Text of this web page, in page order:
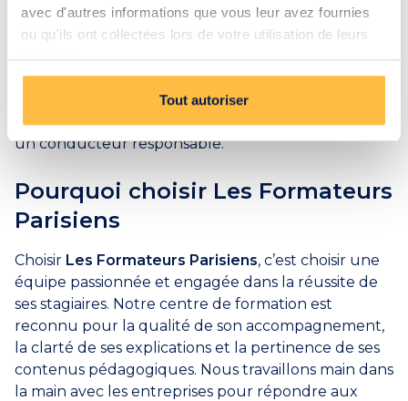
avec d'autres informations que vous leur avez fournies
ou qu'ils ont collectées lors de votre utilisation de leurs
services.
Tout autoriser
ou d’un manque de vigilance.
Les Formateurs Parisiens sensibilisent leurs
stagiaires à l’importance de la prévention des
risques et à l’application stricte des règles de
sécurité. La sécurité au travail est au centre de nos
formations, car un bon conducteur est avant tout
un conducteur responsable.
Pourquoi choisir Les Formateurs
Parisiens
Choisir Les Formateurs Parisiens, c’est choisir une
équipe passionnée et engagée dans la réussite de
ses stagiaires. Notre centre de formation est
reconnu pour la qualité de son accompagnement,
la clarté de ses explications et la pertinence de ses
contenus pédagogiques. Nous travaillons main dans
la main avec les entreprises pour répondre aux